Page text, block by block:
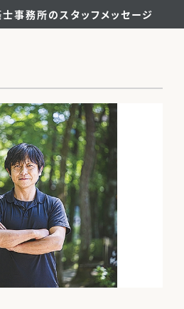
事務所のスタッフメッセージ